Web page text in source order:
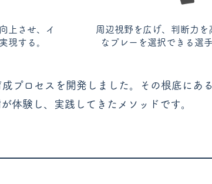
上させ、イ
現する。
周辺視野を広げ、判断力を
なプレーを選択できる選
プロセスを開発しました。その根底にあ
体験し、実践してきたメソッドです。